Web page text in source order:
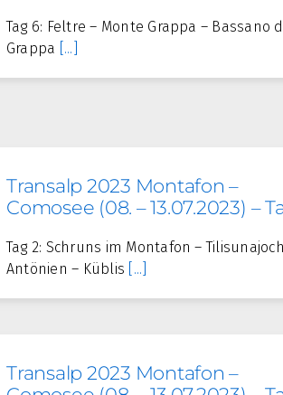
Tag 6: Feltre – Monte Grappa – Bassano
Grappa
[...]
Transalp 2023 Montafon –
Comosee (08. – 13.07.2023) –
Tag 2: Schruns im Montafon –
Antönien – Küblis
[...]
Transalp 2023 Montafon –